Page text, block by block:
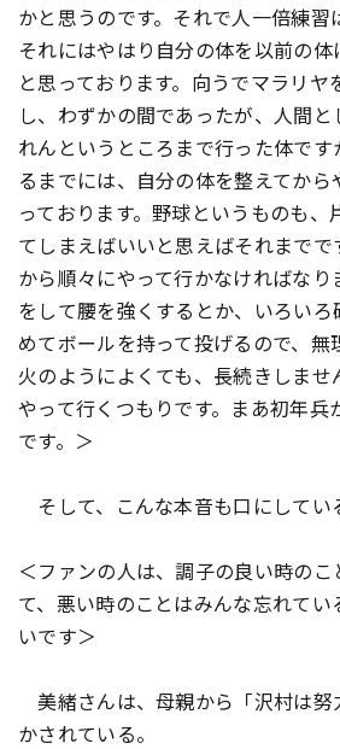
かと思うのです。それで人一倍練習
それにはやはり自分の体を以前の体
と思っております。向うでマラリヤ
し、わずかの間であったが、人間
れんというところまで行った体で
るまでには、自分の体を整えてか
っております。野球というものも、
てしまえばいいと思えばそれまで
から順々にやって行かなければな
をして腰を強くするとか、いろい
めてボールを持って投げるので、無
火のようによくても、長続きしませ
やって行くつもりです。まあ初年兵
です。＞
そして、こんな本音も口にしてい
＜ファンの人は、調子の良い時の
て、悪い時のことはみんな忘れてい
いです＞
美緒さんは、母親から「沢村は努
かされている。